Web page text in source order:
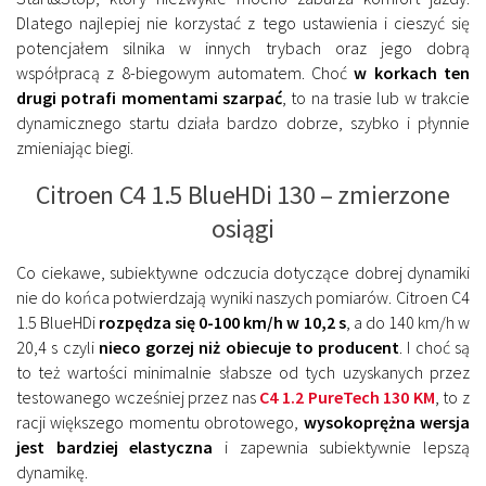
Dlatego najlepiej nie korzystać z tego ustawienia i cieszyć się
potencjałem silnika w innych trybach oraz jego dobrą
współpracą z 8-biegowym automatem. Choćw korkach ten
drugi potrafi momentami szarpać, to na trasie lub w trakcie
dynamicznego startu działa bardzo dobrze, szybko i płynnie
zmieniając biegi.
Citroen C4 1.5 BlueHDi 130 – zmierzone
osiągi
Co ciekawe, subiektywne odczucia dotyczące dobrej dynamiki
nie do końca potwierdzają wyniki naszych pomiarów. Citroen C4
1.5 BlueHDi rozpędza się 0-100 km/h w 10,2 s, a do 140 km/h w
20,4 s czyli nieco gorzej niż obiecuje to producent. I choć są
to też wartości minimalnie słabsze od tych uzyskanych przez
testowanego wcześniej przez nas C4 1.2 PureTech 130 KM, to z
racji większego momentu obrotowego, wysokoprężna wersja
jest bardziej elastyczna i zapewnia subiektywnie lepszą
dynamikę.